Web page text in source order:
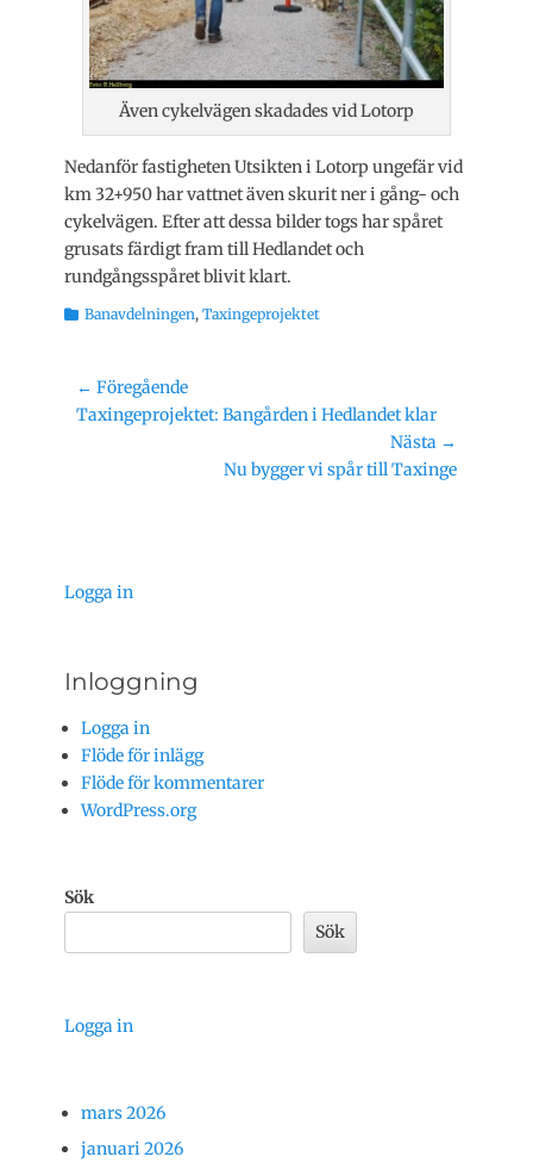
Även cykelvägen skadades vid Lotorp
Nedanför fastigheten Utsikten i Lotorp ungefär vid
km 32+950 har vattnet även skurit ner i gång- och
cykelvägen. Efter att dessa bilder togs har spåret
grusats färdigt fram till Hedlandet och
rundgångsspåret blivit klart.
Kategorier
Banavdelningen, Taxingeprojektet
Inläggsnavigering
← Föregående
Föregående
Taxingeprojektet: Bangården i Hedlandet klar
Nästa →
Nu bygger vi spår till Taxinge
Logga in
Inloggning
Logga in
Flöde för inlägg
Flöde för kommentarer
WordPress.org
Sök
Sök
Logga in
mars 2026
januari 2026